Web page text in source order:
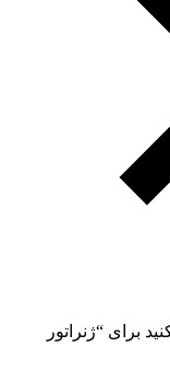
برای “ژنراتور